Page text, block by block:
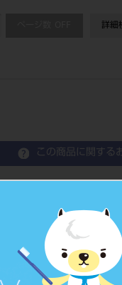
詳細
この商品に関する
－5BR シン
Tube
矯正用アタッチメン
目コード